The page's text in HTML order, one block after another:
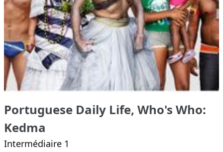
Portuguese Daily Life, Who's Who:
Kedma
Intermédiaire 1